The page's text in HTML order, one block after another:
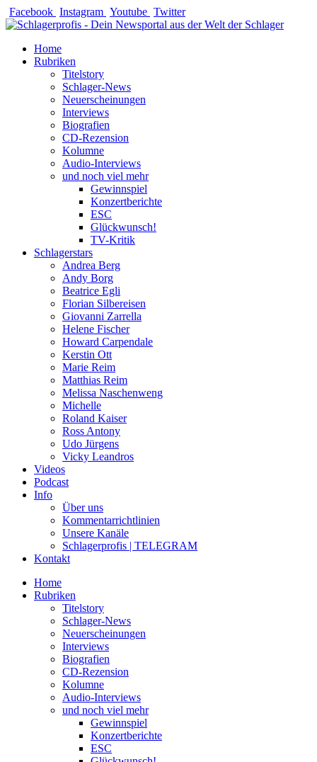
Zum
Inhalt
Facebook Instagram Youtube Twitter
Home
Rubriken
Titelstory
Schlager-News
Neuerscheinungen
Interviews
Biografien
CD-Rezension
Kolumne
Audio-Interviews
und noch viel mehr
Gewinnspiel
Konzertberichte
ESC
Glückwunsch!
TV-Kritik
Schlagerstars
Andrea Berg
Andy Borg
Beatrice Egli
Florian Silbereisen
Giovanni Zarrella
Helene Fischer
Howard Carpendale
Kerstin Ott
Marie Reim
Matthias Reim
Melissa Naschenweng
Michelle
Roland Kaiser
Ross Antony
Udo Jürgens
Vicky Leandros
Videos
Podcast
Info
Über uns
Kommentarrichtlinien
Unsere Kanäle
Schlagerprofis | TELEGRAM
Kontakt
Home
Rubriken
Titelstory
Schlager-News
Neuerscheinungen
Interviews
Biografien
CD-Rezension
Kolumne
Audio-Interviews
und noch viel mehr
Gewinnspiel
Konzertberichte
ESC